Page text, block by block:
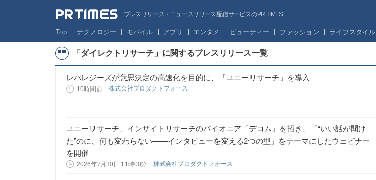
プレスリリース・ニュースリリース配信サービスのPR TIMES
Top テクノロジー モバイル アプリ エンタメ ビューティー ファッション ライフスタイル
「ダイレクトリサーチ」に関するプレスリリース一覧
レバレジーズが意思決定の高速化を目的に、「ユニーリサーチ」を導入
10時間前 株式会社プロダクトフォース
ユニーリサーチ、インサイトリサーチのパイオニア「デコム」を招き、「“いい話が聞け
た”のに、何も変わらない——インタビューを変える2つの型」をテーマにしたウェビナー
を開催
2026年7月30日 11時00分 株式会社プロダクトフォース